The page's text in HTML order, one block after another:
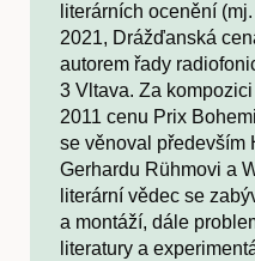
literárních ocenění
2021, Drážďanská
autorem řady
3 Vltava. Za kompozici
2011 cenu Prix
se věnoval především
Gerhardu Rühmovi a
literární vědec se
a montáží, dále
literatury a